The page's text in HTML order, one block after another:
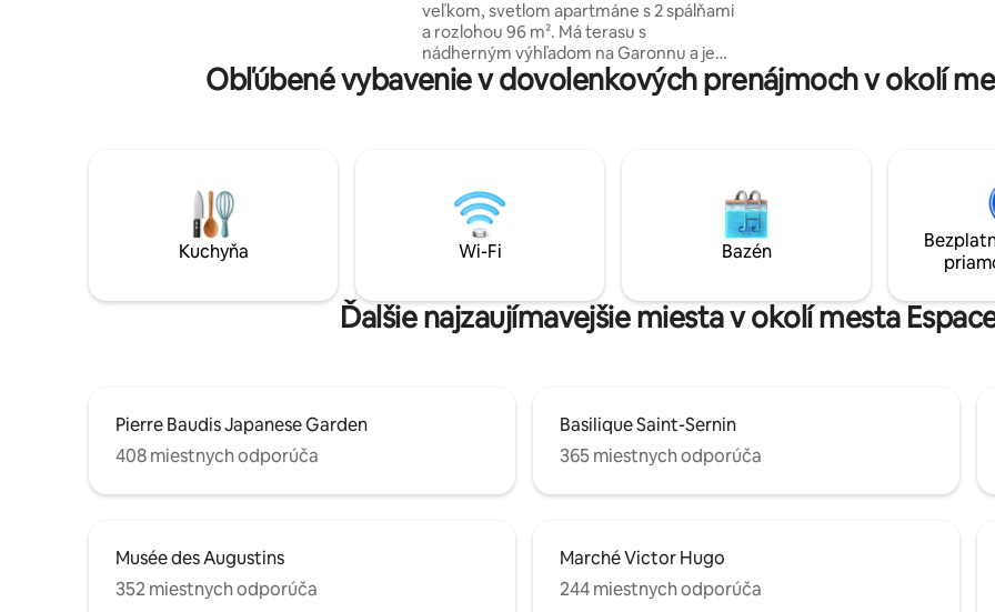
veľkom, svetlom apartmáne s 2 spálňami
a rozlohou 96 m². Má terasu s
nádherným výhľadom na Garonnu a je
ideálny na trávenie voľného času.
Apartmán má dve tiché spálne, veľkú
mesta. Ideálne miesto na objavovanie
Toulouse pešo a zároveň si môžete
vychutnať pokojnú a exkluzívnu
atmosféru.
Obľúbené vybavenie v dovolenkových prenájmoch v okolí
Kuchyňa Wi-Fi Bazén
Ďalšie najzaujímavejšie miesta v okolí mesta
Pierre Baudis Japanese Garden
408 miestnych odporúča
Basilique Saint-Sernin
365 miestnych odporúča
Musée des Augustins
352 miestnych odporúča
Marché Victor Hugo
244 miestnych odporúča